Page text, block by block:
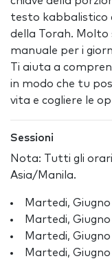
testo kabbalistico
della Torah. Molto
manuale per i
Ti aiuta a
in modo che tu
vita e cogliere le
Sessioni
Nota: Tutti gli
Asia/Manila.
Martedi,
Martedi,
Martedi,
Martedi,